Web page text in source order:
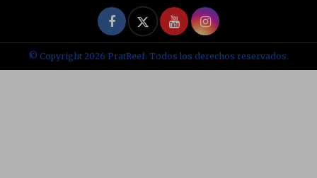
FacebookTwitterYouTubeInstagram
© Copyright 2026 PratReef. Todos los derechos reservados.